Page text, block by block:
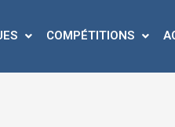
COMPÉTITIONS